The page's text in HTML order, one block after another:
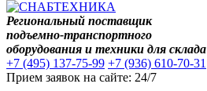
Региональный поставщик
подъемно-транспортного
оборудования и техники для склада
+7 (495) 137-75-99 +7 (936) 610-70-31
Прием заявок на сайте: 24/7